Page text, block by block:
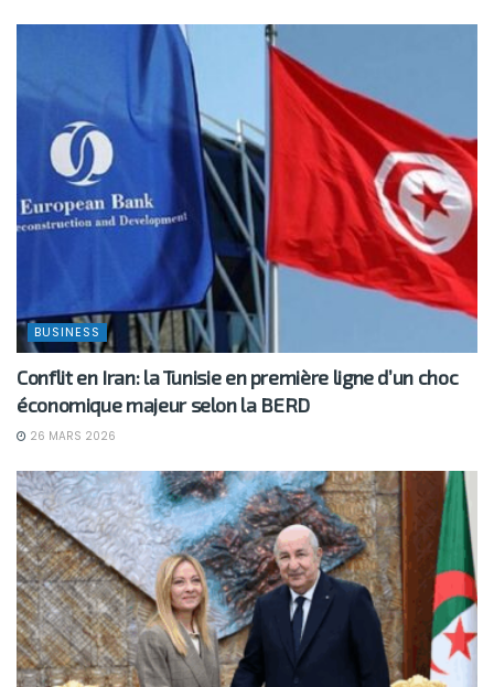
BUSINESS
Conflit en Iran: la Tunisie en première ligne d’un choc
économique majeur selon la BERD
26 MARS 2026